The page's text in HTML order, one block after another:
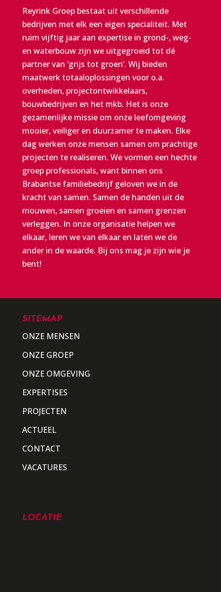
Reyrink Groep bestaat uit verschillende
bedrijven met elk een eigen specialiteit. Met
ruim vijftig jaar aan expertise in grond-, weg-
en waterbouw zijn we uitgegroeid tot dé
partner van ‘grijs tot groen’. Wij bieden
maatwerk totaaloplossingen voor o.a.
overheden, projectontwikkelaars,
bouwbedrijven en het mkb. Het is onze
gezamenlijke missie om onze leefomgeving
mooier, veiliger en duurzamer te maken. Elke
dag werken onze mensen samen om prachtige
projecten te realiseren. We vormen een hechte
groep professionals, want binnen ons
Brabantse familiebedrijf geloven we in de
kracht van samen. Samen de handen uit de
mouwen, samen groeien en samen grenzen
verleggen. In onze organisatie helpen we
elkaar, leren we van elkaar en laten we de
ander in de waarde. Bij ons mag je zijn wie je
bent!
SITEMAP
ONZE MENSEN
ONZE GROEP
ONZE OMGEVING
EXPERTISES
PROJECTEN
ACTUEEL
CONTACT
VACATURES
LOCATIE